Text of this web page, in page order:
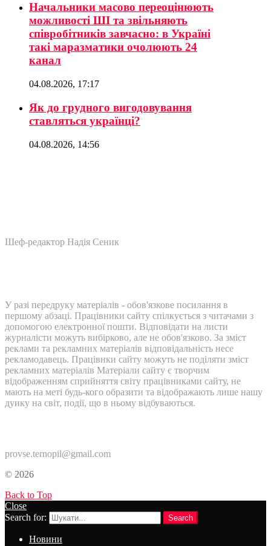
Начальники масово переоцінюють
можливості ШІ та звільняють
співробітників завчасно: в Україні
такі маразматики очолюють 24
канал
04.08.2026, 17:17
Як до грудного вигодовування
ставляться українці?
04.08.2026, 14:56
Шеф-редактор Надія Сеник
У разі передруку матеріалів - обов'язкове посилання в
першому абзаці. Працівники сайту спілкується з читачами з
допомогою електронної пошти. Відповідати на листи
журналісти можуть вибірково, але не обов'язково. За зміст
реклами та рекламних матеріалів відповідальність несе
рекламодавець. Працівнки сайту можуть не поділяти зміст
рекламних матеріалів Матеріали сайту є творчим
відображенням сприйняття світу працівниками сайту, не
мають на меті будь-кого образити та відображають лише нашу
дуику на світ, події, що в ньому відбуваються.
provse.ternopil@gmail.com
© 2026
Back to Top
Close
Search for:
Search
Новини